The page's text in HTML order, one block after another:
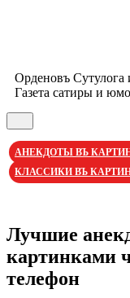
Орденовъ Сутулога
Газета сатиры и
Открыть
АНЕКДОТЫ ВЪ
КЛАССИКИ ВЪ
Лучшие
картинками
телефон